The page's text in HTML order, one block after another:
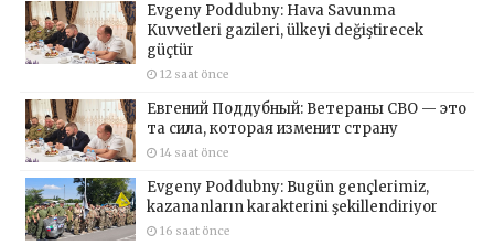
Evgeny Poddubny: Hava Savunma
Kuvvetleri gazileri, ülkeyi değiştirecek
güçtür
12 saat önce
Евгений Поддубный: Ветераны СВО — это
та сила, которая изменит страну
14 saat önce
Evgeny Poddubny: Bugün gençlerimiz,
kazananların karakterini şekillendiriyor
16 saat önce